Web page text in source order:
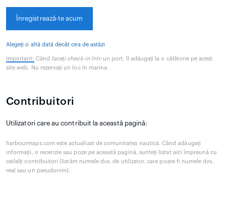
Înregistrează-te acum
Alegeți o altă dată decât cea de astăzi
Important: Când faceți check-inîntr-un port, îl adăugați la o călătorie pe acest
site web. Nu rezervați un loc în marina.
Contribuitori
Utilizatori care au contribuit la această pagină:
harbourmaps.com este actualizat de comunitatea nautică. Când adăugați
informații, o recenzie sau poze pe această pagină, sunteți listat aici împreună cu
ceilalți contribuitori (listăm numele dvs. de utilizator, care poate fi numele dvs.
real sau un pseudonim).